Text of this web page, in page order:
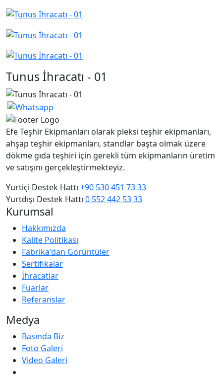
Tunus İhracatı - 01
Efe Teşhir Ekipmanları olarak pleksi teşhir ekipmanları,
ahşap teşhir ekipmanları, standlar başta olmak üzere
dökme gıda teşhiri için gerekli tüm ekipmanların üretim
ve satışını gerçekleştirmekteyiz.
Yurtiçi Destek Hattı +90 530 451 73 33
Yurtdışı Destek Hattı 0 552 442 53 33
Kurumsal
Hakkımızda
Kalite Politikası
Fabrika'dan Görüntüler
Sertifikalar
İhracatlar
Fuarlar
Referanslar
Medya
Basında Biz
Foto Galeri
Video Galeri